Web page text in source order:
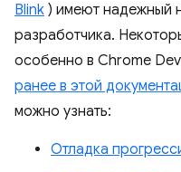
Blink ) имеют надежный
разработчика.
особенно в Chrome
ранее в этой
можно узнать:
Отладка